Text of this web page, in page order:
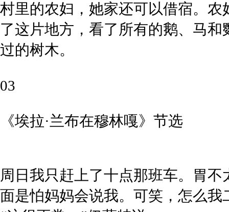
村里的农妇，她家还可以借宿。
了这片地方，看了所有的鹅、马
过的树木。
03
《埃拉·兰布在穆林嘎》 节选
周日我只赶上了十点那班车。胃
面是怕妈妈会说我。可笑，怎么